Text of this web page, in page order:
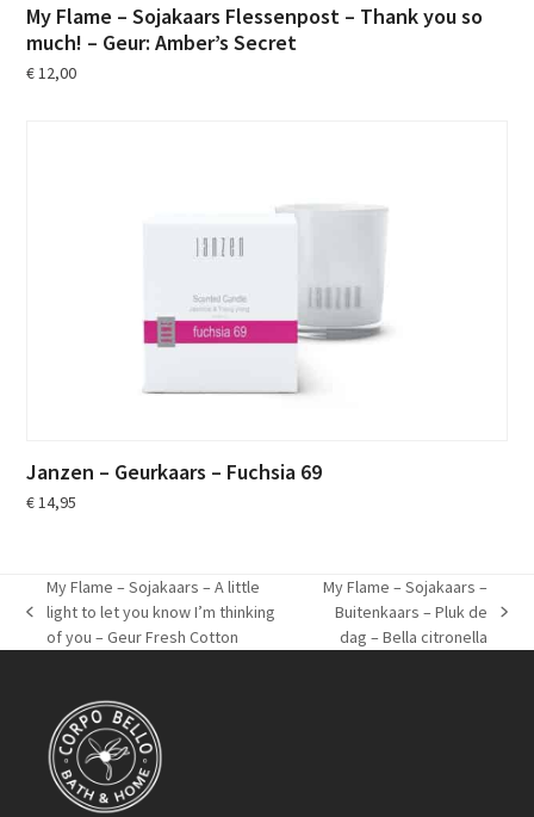
My Flame – Sojakaars Flessenpost – Thank you so
much! – Geur: Amber’s Secret
€12,00
Janzen – Geurkaars – Fuchsia 69
€ 14,95
previous
post:
My Flame – Sojakaars – A little
light to let you know I’m thinking
of you – Geur Fresh Cotton
next
post:
My Flame – Sojakaars –
Buitenkaars – Pluk de
dag – Bella citronella